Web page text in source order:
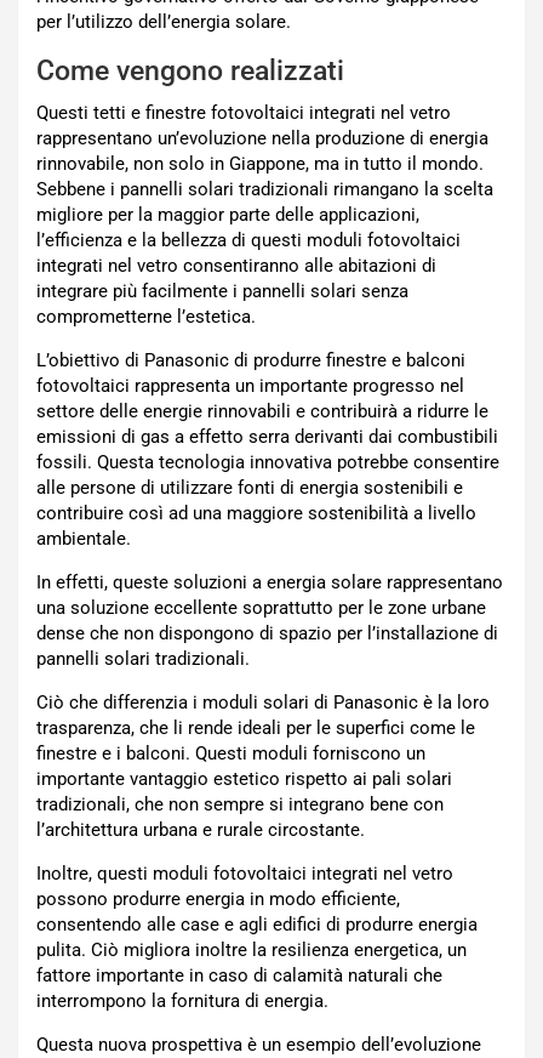
per l’utilizzo dell’energia solare.
Come vengono realizzati
Questi tetti e finestre fotovoltaici integrati nel vetro
rappresentano un’evoluzione nella produzione di energia
rinnovabile, non solo in Giappone, ma in tutto il mondo.
Sebbene i pannelli solari tradizionali rimangano la scelta
migliore per la maggior parte delle applicazioni,
l’efficienza e la bellezza di questi moduli fotovoltaici
integrati nel vetro consentiranno alle abitazioni di
integrare più facilmente i pannelli solari senza
comprometterne l’estetica.
L’obiettivo di Panasonic di produrre finestre e balconi
fotovoltaici rappresenta un importante progresso nel
settore delle energie rinnovabili e contribuirà a ridurre le
emissioni di gas a effetto serra derivanti dai combustibili
fossili. Questa tecnologia innovativa potrebbe consentire
alle persone di utilizzare fonti di energia sostenibili e
contribuire così ad una maggiore sostenibilità a livello
ambientale.
In effetti, queste soluzioni a energia solare rappresentano
una soluzione eccellente soprattutto per le zone urbane
dense che non dispongono di spazio per l’installazione di
pannelli solari tradizionali.
Ciò che differenzia i moduli solari di Panasonic è la loro
trasparenza, che li rende ideali per le superfici come le
finestre e i balconi. Questi moduli forniscono un
importante vantaggio estetico rispetto ai pali solari
tradizionali, che non sempre si integrano bene con
l’architettura urbana e rurale circostante.
Inoltre, questi moduli fotovoltaici integrati nel vetro
possono produrre energia in modo efficiente,
consentendo alle case e agli edifici di produrre energia
pulita. Ciò migliora inoltre la resilienza energetica, un
fattore importante in caso di calamità naturali che
interrompono la fornitura di energia.
Questa nuova prospettiva è un esempio dell’evoluzione